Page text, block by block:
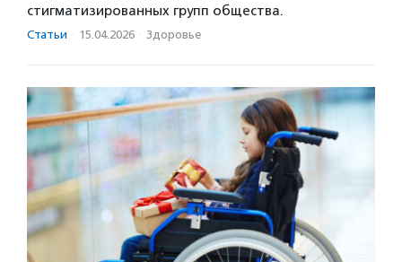
стигматизированных групп общества.
Статьи · 15.04.2026 · Здоровье